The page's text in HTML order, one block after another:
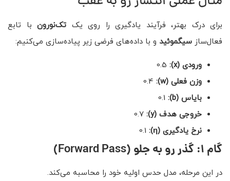
برای درک بهتر، فرآیند یادگیری را روی یک تک‌نورون با تابع
فعال‌ساز سیگموئید و با داده‌های فرضی زیر پیاده‌سازی می‌کنیم:
ورودی (x):
0.5
وزن فعلی (w):
0.4
بایاس (b):
0.1
خروجی هدف (y):
0.7
نرخ یادگیری (η):
0.1
گام ۱: گذر رو به جلو (Forward Pass)
در این مرحله، مدل حدس اولیه خود را محاسبه می‌کند.